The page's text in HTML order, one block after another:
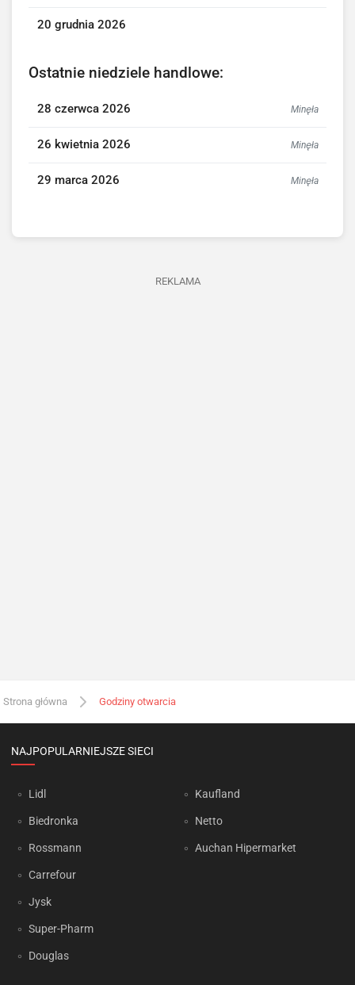
20 grudnia 2026
Ostatnie niedziele handlowe:
28 czerwca 2026 Minęła
26 kwietnia 2026 Minęła
29 marca 2026 Minęła
REKLAMA
Strona główna Godziny otwarcia
NAJPOPULARNIEJSZE SIECI
Lidl
Biedronka
Rossmann
Carrefour
Jysk
Super-Pharm
Douglas
Kaufland
Netto
Auchan Hipermarket